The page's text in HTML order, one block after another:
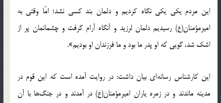
این مردم یکی یکی نگاه کردیم و دلمان بند کسی نشد؛ امّا وقتی به
امیرمؤمنان(ع) رسیدیم دلمان لرزید و آنگاه آرام گرفت و چشمانمان پر از
اشک شد، گویی که او پدر ما بود و ما فرزندان او بودیم».
این کارشناس رسانه‌ای بیان داشت: در روایت آمده است که این قوم در
مدینه ماندند و در زمره یاران امیرمؤمنان(ع) در آمدند و در جنگ‌ها با آن